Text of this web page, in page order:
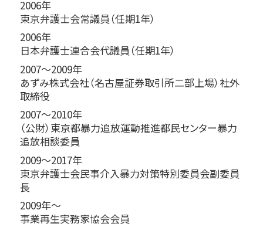
2006年
東京弁護士会常議員（任期1年）
2006年
日本弁護士連合会代議員（任期1年）
2007～2009年
あずみ株式会社（名古屋証券取引所二部上場）社外
取締役
2007～2010年
（公財）東京都暴力追放運動推進都民センター暴力
追放相談委員
2009～2017年
東京弁護士会民事介入暴力対策特別委員会副委員
長
2009年～
事業再生実務家協会会員